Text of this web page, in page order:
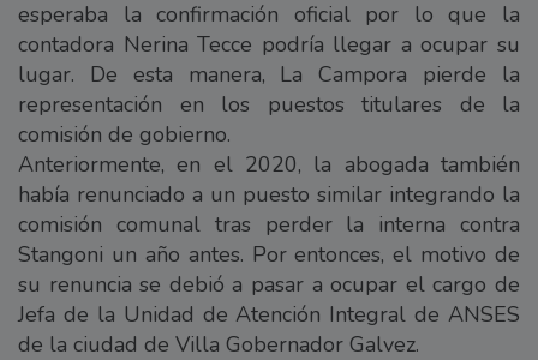
esperaba la confirmación oficial por lo que la
contadora Nerina Tecce podría llegar a ocupar su
lugar. De esta manera, La Campora pierde la
representación en los puestos titulares de la
comisión de gobierno.
Anteriormente, en el 2020, la abogada también
había renunciado a un puesto similar integrando la
comisión comunal tras perder la interna contra
Stangoni un año antes. Por entonces, el motivo de
su renuncia se debió a pasar a ocupar el cargo de
Jefa de la Unidad de Atención Integral de ANSES
de la ciudad de Villa Gobernador Galvez.